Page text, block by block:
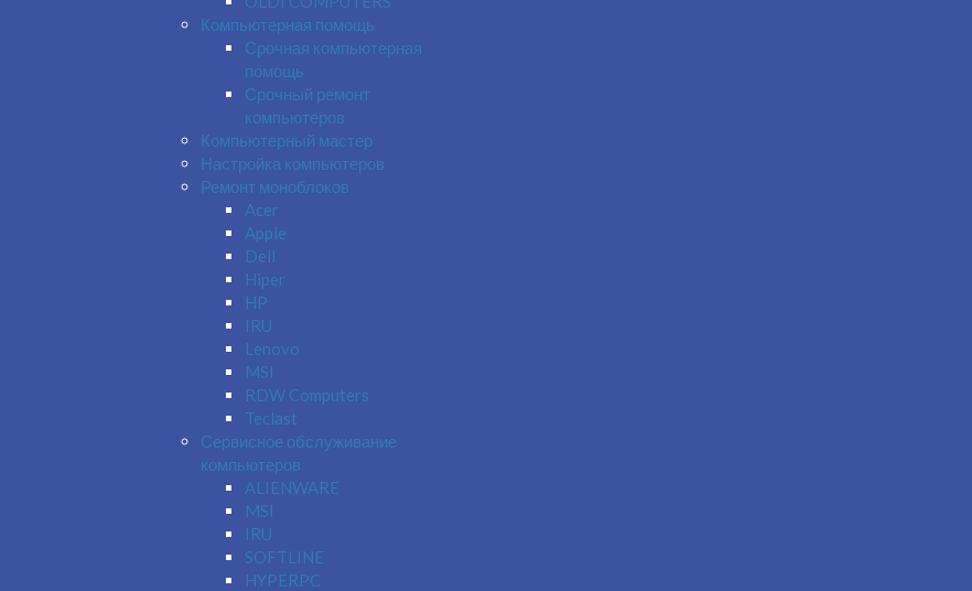
Компьютерная помощь
Срочная компьютерная
помощь
Срочный ремонт
компьютеров
Компьютерный мастер
Настройка компьютеров
Ремонт моноблоков
Acer
Apple
Dell
Hiper
HP
IRU
Lenovo
MSI
RDW Computers
Teclast
Сервисное обслуживание
компьютеров
ALIENWARE
MSI
IRU
SOFTLINE
HYPERPC